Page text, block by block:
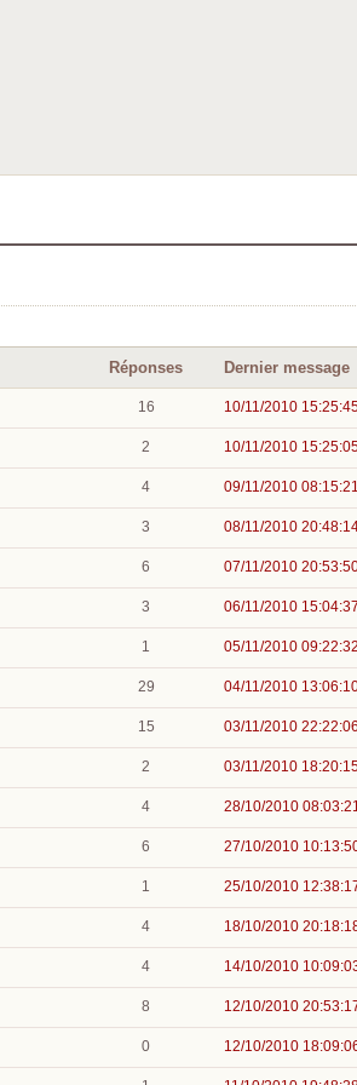
Réponses Dernier message
16 10/11/2010
2 10/11/2010
4 09/11/2010 08:15:21
3 08/11/2010
6 07/11/2010
3 06/11/2010 15:04:37
1 05/11/2010 09:22:32
29 04/11/2010
15 03/11/2010 22:22:06
2 03/11/2010
4 28/10/2010
6 27/10/2010
1 25/10/2010
4 18/10/2010
4 14/10/2010
8 12/10/2010
0 12/10/2010